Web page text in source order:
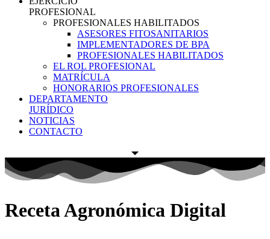
PROFESIONAL
PROFESIONALES HABILITADOS
ASESORES FITOSANITARIOS
IMPLEMENTADORES DE BPA
PROFESIONALES HABILITADOS
EL ROL PROFESIONAL
MATRÍCULA
HONORARIOS PROFESIONALES
DEPARTAMENTO
JURÍDICO
NOTICIAS
CONTACTO
Receta Agronómica Digital